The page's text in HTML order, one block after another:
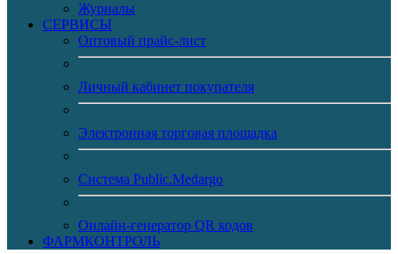
Журналы
CЕРВИСЫ
Оптовый прайс-лист
Личный кабинет покупателя
Электронная торговая площадка
Система Public.Medargo
Онлайн-генератор QR кодов
ФАРМКОНТРОЛЬ